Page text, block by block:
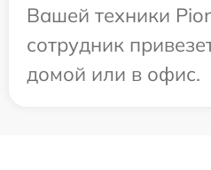
Вашей техники
сотрудник
домой или в офис.